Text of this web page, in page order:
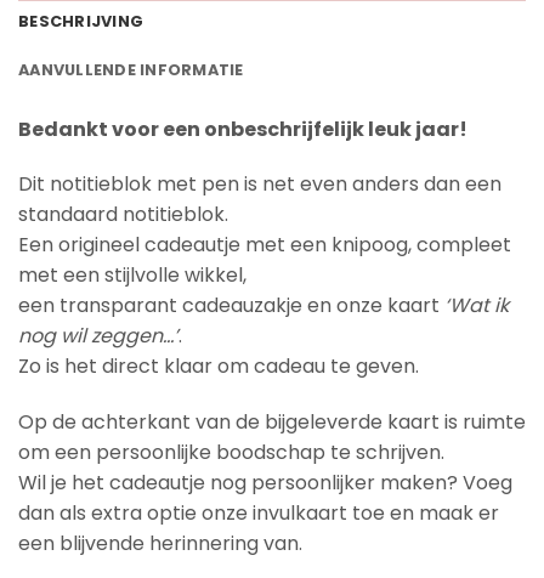
BESCHRIJVING
AANVULLENDE INFORMATIE
Bedankt voor een onbeschrijfelijk leuk jaar!
Dit notitieblok met pen is net even anders dan een
standaard notitieblok.
Een origineel cadeautje met een knipoog, compleet
met een stijlvolle wikkel,
een transparant cadeauzakje en onze kaart ‘Wat ik
nog wil zeggen…’.
Zo is het direct klaar om cadeau te geven.
Op de achterkant van de bijgeleverde kaart is ruimte
om een persoonlijke boodschap te schrijven.
Wil je het cadeautje nog persoonlijker maken? Voeg
dan als extra optie onze invulkaart toe en maak er
een blijvende herinnering van.